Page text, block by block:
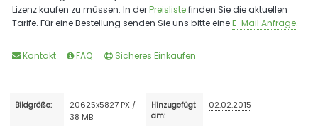
Lizenz kaufen zu müssen. In derPreislistefinden Sie die aktuellen
Tarife. Für eine Bestellung senden Sie uns bitte eineE-Mail Anfrage.
Kontakt FAQ Sicheres Einkaufen
Bildgröße:
20625x5827 PX /
38 MB
Hinzugefügt
am:
02.02.2015